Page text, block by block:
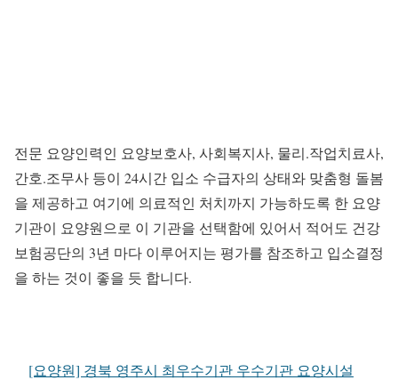
전문 요양인력인 요양보호사, 사회복지사, 물리.작업치료사,
간호.조무사 등이 24시간 입소 수급자의 상태와 맞춤형 돌봄
을 제공하고 여기에 의료적인 처치까지 가능하도록 한 요양
기관이 요양원으로 이 기관을 선택함에 있어서 적어도 건강
보험공단의 3년 마다 이루어지는 평가를 참조하고 입소결정
을 하는 것이 좋을 듯 합니다.
[요양원] 경북 영주시 최우수기관 우수기관 요양시설